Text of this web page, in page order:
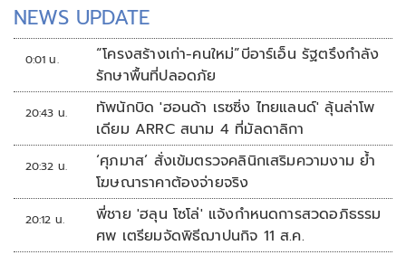
NEWS UPDATE
0:01 น.
“โครงสร้างเก่า-คนใหม่”บีอาร์เอ็น รัฐตรึงกำลัง
รักษาพื้นที่ปลอดภัย
20:43 น.
ทัพนักบิด 'ฮอนด้า เรซซิ่ง ไทยแลนด์' ลุ้นล่าโพ
เดียม ARRC สนาม 4 ที่มัลดาลิกา
20:32 น.
‘ศุภมาส’ สั่งเข้มตรวจคลินิกเสริมความงาม ย้ำ
โฆษณาราคาต้องจ่ายจริง
20:12 น.
พี่ชาย 'ฮลุน โซโล่' แจ้งกำหนดการสวดอภิธรรม
ศพ เตรียมจัดพิธีฌาปนกิจ 11 ส.ค.